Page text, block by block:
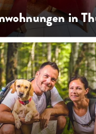
in
oder
im Harz,
Vogtland und